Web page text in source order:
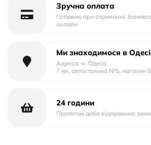
Зручна оплата
Готівкою при отриманні,
онлайн
Ми знаходимося в Одесі
Адреса: м. Одеса
7 км, автостоянка №5, магазин
24 години
Протягом доби відправимо